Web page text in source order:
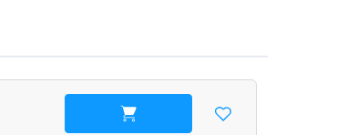
В корзину